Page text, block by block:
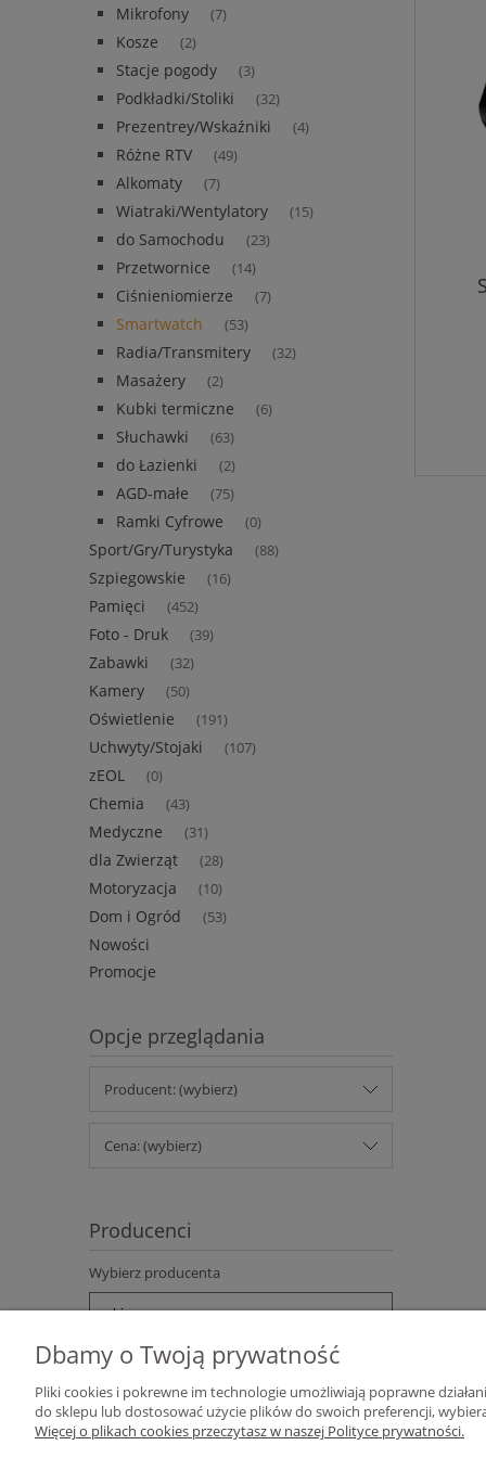
Mikrofony (7)
Kosze (2)
Stacje pogody (3)
Podkładki/Stoliki (32)
Prezentrey/Wskaźniki (4)
Różne RTV (49)
Alkomaty (7)
Wiatraki/Wentylatory (15)
do Samochodu (23)
Przetwornice (14)
Ciśnieniomierze (7)
Smartwatch (53)
Radia/Transmitery (32)
Masażery (2)
Kubki termiczne (6)
Słuchawki (63)
do Łazienki (2)
AGD-małe (75)
Ramki Cyfrowe (0)
Sport/Gry/Turystyka (88)
Szpiegowskie (16)
Pamięci (452)
Foto - Druk (39)
Zabawki (32)
Kamery (50)
Oświetlenie (191)
Uchwyty/Stojaki (107)
zEOL (0)
Chemia (43)
Medyczne (31)
dla Zwierząt (28)
Motoryzacja (10)
Dom i Ogród (53)
Nowości
Promocje
Opcje przeglądania
Producent: (wybierz)
Cena: (wybierz)
Producenci
Wybierz producenta
Pomoc Moje konto
Dbamy o Twoją prywatność
Pliki cookies i pokrewne im technologie umożliwiają poprawne
do sklepu lub dostosować użycie plików do swoich preferencji,
Więcej o plikach cookies przeczytasz w naszej Polityce prywatności.